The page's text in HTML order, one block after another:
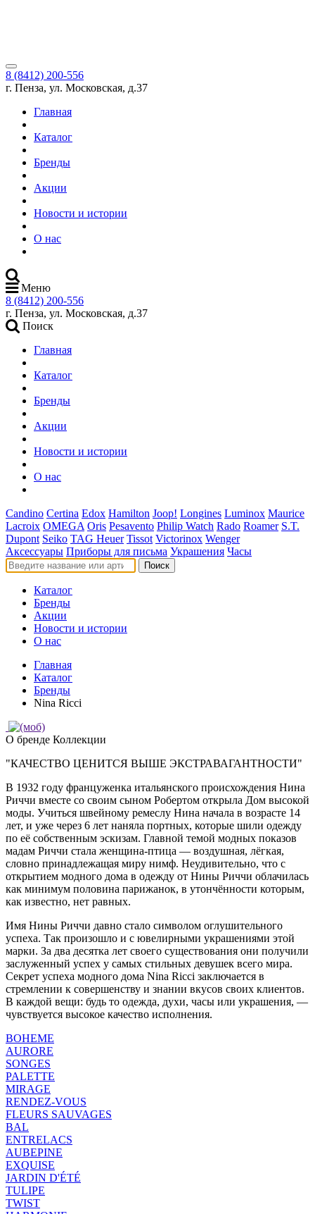
8 (8412) 200-556
г. Пенза, ул. Московская, д.37
Главная
Каталог
Бренды
Акции
Новости и истории
О нас
Меню
8 (8412) 200-556
г. Пенза, ул. Московская, д.37
Поиск
Главная
Каталог
Бренды
Акции
Новости и истории
О нас
Candino Certina Edox Hamilton Joop! Longines Luminox Maurice
Lacroix OMEGA Oris Pesavento Philip Watch Rado Roamer S.T.
Dupont Seiko TAG Heuer Tissot Victorinox Wenger
Аксессуары Приборы для письма Украшения Часы
Поиск
Каталог
Бренды
Акции
Новости и истории
О нас
Главная
Каталог
Бренды
Nina Ricci
О бренде Коллекции
"КАЧЕСТВО ЦЕНИТСЯ ВЫШЕ ЭКСТРАВАГАНТНОСТИ"
В 1932 году француженка итальянского происхождения Нина
Риччи вместе со своим сыном Робертом открыла Дом высокой
моды. Учиться швейному ремеслу Нина начала в возрасте 14
лет, и уже через 6 лет наняла портных, которые шили одежду
по её собственным эскизам. Главной темой модных показов
мадам Риччи стала женщина-птица — воздушная, лёгкая,
словно принадлежащая миру нимф. Неудивительно, что с
открытием модного дома в одежду от Нины Риччи облачилась
как минимум половина парижанок, в утончённости которым,
как известно, нет равных.
Имя Нины Риччи давно стало символом оглушительного
успеха. Так произошло и с ювелирными украшениями этой
марки. За два десятка лет своего существования они получили
заслуженный успех у самых стильных девушек всего мира.
Секрет успеха модного дома Nina Ricci заключается в
стремлении к совершенству и знании вкусов своих клиентов.
В каждой вещи: будь то одежда, духи, часы или украшения, —
чувствуется высокое качество исполнения.
BOHEME
AURORE
SONGES
PALETTE
MIRAGE
RENDEZ-VOUS
FLEURS SAUVAGES
BAL
ENTRELACS
AUBEPINE
EXQUISE
JARDIN D'ÉTÉ
TULIPE
TWIST